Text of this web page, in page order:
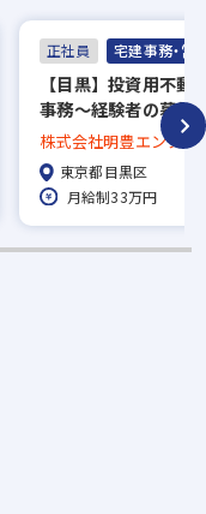
正社員 宅建事務・営
【目黒】投資用不動
事務～経験者の募集
グループの安定性◎/
株式会社明豊エンター
東京都目黒区
月給制33万円